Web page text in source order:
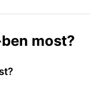
most?